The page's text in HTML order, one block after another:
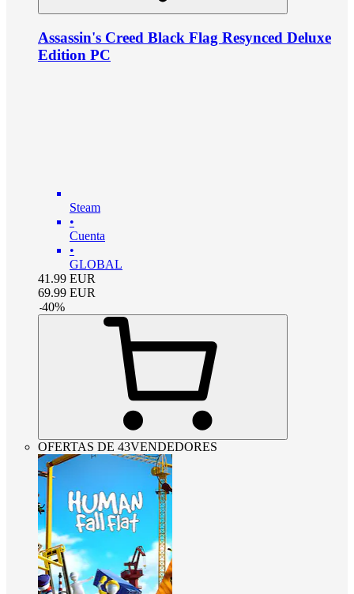
Assassin's Creed Black Flag Resynced Deluxe
Edition PC
Steam
•
Cuenta
•
GLOBAL
41.99 EUR
69.99 EUR
-40%
OFERTAS DE 43VENDEDORES